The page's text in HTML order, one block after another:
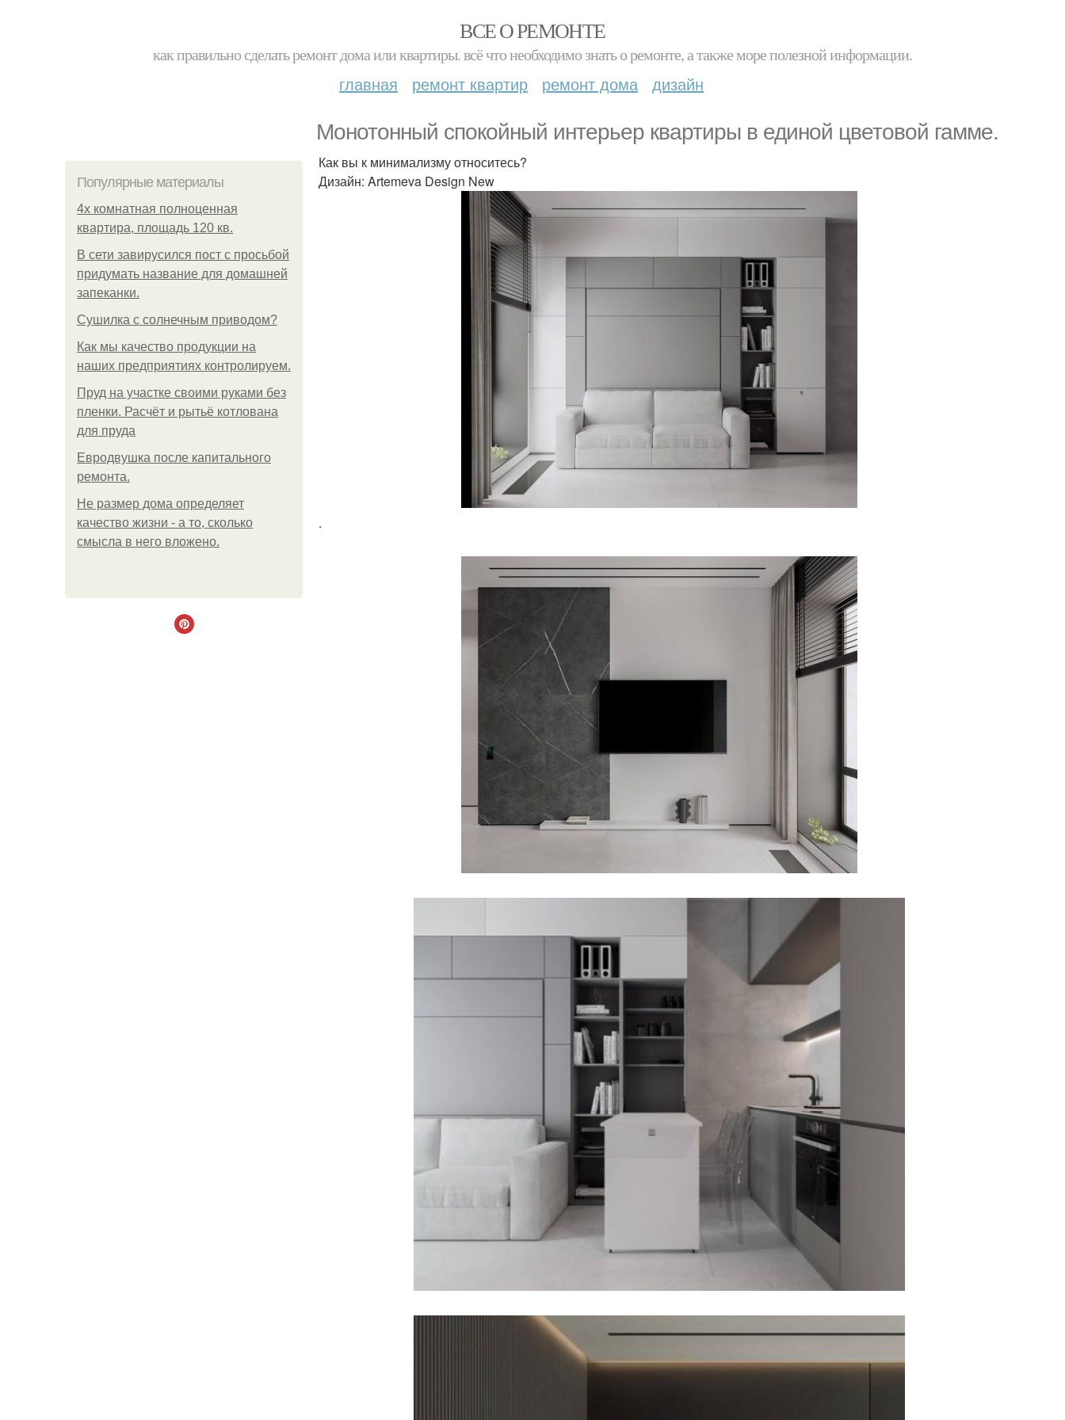
ВСЕ О РЕМОНТЕ
как правильно сделать ремонт дома или квартиры. всё что необходимо знать о ремонте, а также море полезной информации.
главная ремонт квартир ремонт дома дизайн
Монотонный спокойный интерьер квартиры в единой цветовой гамме.
Популярные материалы
4x комнатная полноценная
квартира, площадь 120 кв.
В сети завирусился пост с просьбой
придумать название для домашней
запеканки.
Сушилка с солнечным приводом?
Как мы качество продукции на
наших предприятиях контролируем.
Пруд на участке своими руками без
пленки. Расчёт и рытьё котлована
для пруда
Евродвушка после капитального
ремонта.
Не размер дома определяет
качество жизни - а то, сколько
смысла в него вложено.
Как вы к минимализму относитесь?
Дизайн: Artemeva Design New
.